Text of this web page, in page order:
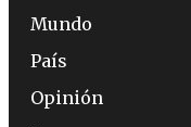
Mundo
País
Opinión